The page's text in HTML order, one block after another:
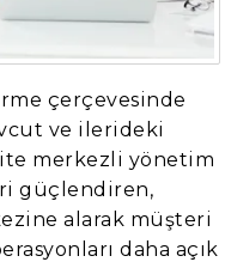
çerçevesinde
ve ilerideki
merkezli yönetim
güçlendiren,
alarak müşteri
daha açık